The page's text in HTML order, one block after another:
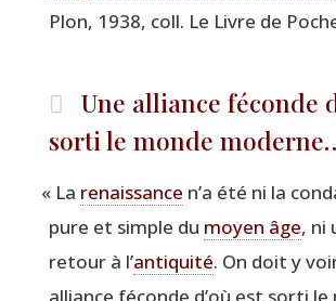
Plon, 1938, coll. Le Livre de
Une alliance féconde
sorti le monde
« La renais­sance n’a été ni la
pure et simple du moyen âge, ni
retour à l’anti­qui­té. On doit y
alliance féconde d’où est sor­ti le